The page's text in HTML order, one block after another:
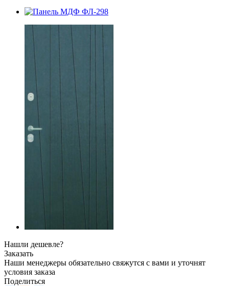
Нашли дешевле?
Заказать
Наши менеджеры обязательно свяжутся с вами и уточнят
условия заказа
Поделиться